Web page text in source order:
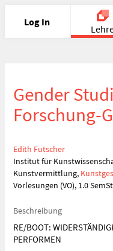
Log In
Meet
Gender
Forschung-
Edith Futscher
Institut für
Kunstvermittlung,
Vorlesungen (VO), 1.0
Beschreibung
RE/BOOT:
PERFORMEN